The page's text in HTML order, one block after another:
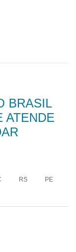
BRASIL
ATENDE
RS PE